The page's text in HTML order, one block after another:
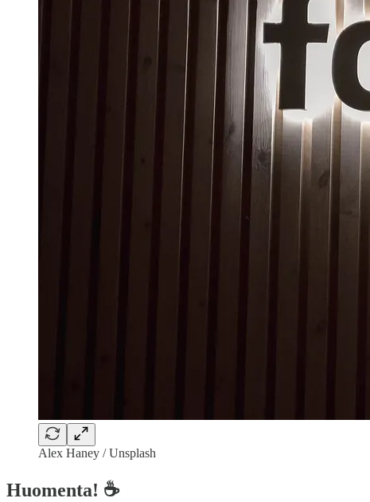
Alex Haney / Unsplash
Huomenta! ☕